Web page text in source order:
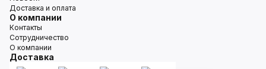
Доставка и оплата
О компании
Контакты
Сотрудничество
О компании
Доставка